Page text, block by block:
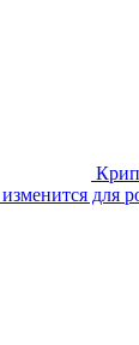
для